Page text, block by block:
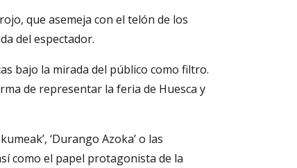
que asemeja con el telón de los
del espectador.
bajo la mirada del público como filtro.
de representar la feria de Huesca y
‘Durango Azoka’ o las
como el papel protagonista de la